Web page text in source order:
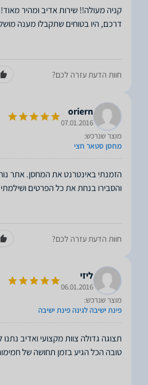
קניה מעולה!! שירות אדיב ומהיר
דרכם, היו בטוחים שתקבלו מענה
חוות הדעת עזרה לכם?
oriern
07.01.2016
מוצר שנרכש:
מחסן סטאר חצי
הזמנתי באינטרנט את המחסן. אתר
והסבירו בנחת את כל הפרטים
חוות הדעת עזרה לכם?
ליזי
06.01.2016
מוצר שנרכש:
פינת ישיבה לגינה פינת ישיבה
תצוגה גדולה צוות מקצועי ואדיב
טובה הכל הגיע בזמן תחושה של